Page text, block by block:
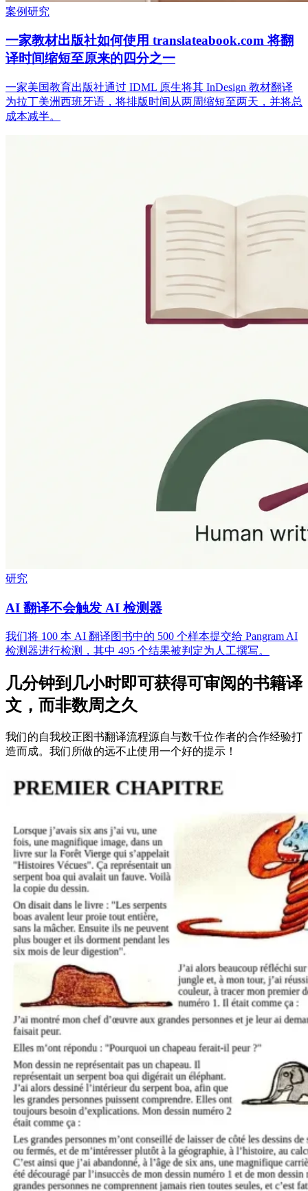
案例研究
一家教材出版社如何使用 translateabook.com 将翻
译时间缩短至原来的四分之一
一家美国教育出版社通过 IDML 原生将其 InDesign 教材翻译
为拉丁美洲西班牙语，将排版时间从两周缩短至两天，并将总
成本减半。
研究
AI 翻译不会触发 AI 检测器
我们将 100 本 AI 翻译图书中的 500 个样本提交给 Pangram AI
检测器进行检测，其中 495 个结果被判定为人工撰写。
几分钟到几小时即可获得可审阅的书籍译
文，而非数周之久
我们的自我校正图书翻译流程源自与数千位作者的合作经验打
造而成。我们所做的远不止使用一个好的提示！